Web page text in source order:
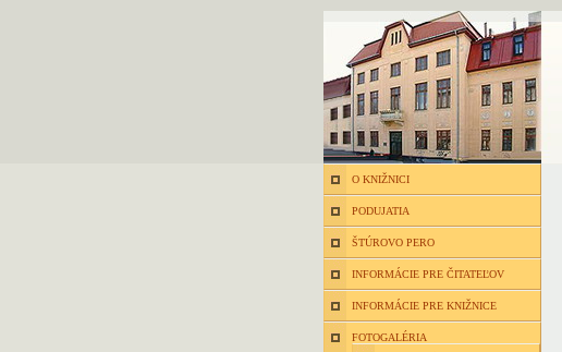
O KNIŽNICI
PODUJATIA
ŠTÚROVO PERO
INFORMÁCIE PRE ČITATEĽOV
INFORMÁCIE PRE KNIŽNICE
FOTOGALÉRIA